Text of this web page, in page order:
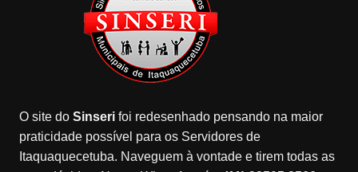
O site do Sinserifoi redesenhado pensando na maior
praticidade possível para os Servidores de
Itaquaquecetuba. Naveguem à vontade e tirem todas as